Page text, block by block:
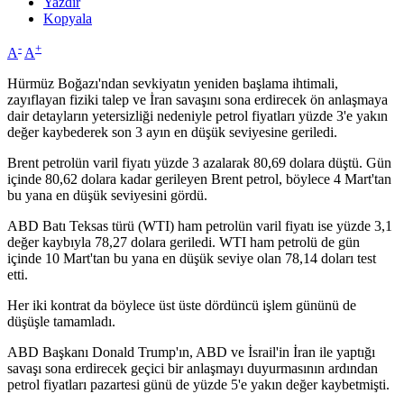
Kopyala
A- A+
Hürmüz Boğazı'ndan sevkiyatın yeniden başlama ihtimali,
zayıflayan fiziki talep ve İran savaşını sona erdirecek ön anlaşmaya
dair detayların yetersizliği nedeniyle petrol fiyatları yüzde 3'e yakın
değer kaybederek son 3 ayın en düşük seviyesine geriledi.
Brent petrolün varil fiyatı yüzde 3 azalarak 80,69 dolara düştü. Gün
içinde 80,62 dolara kadar gerileyen Brent petrol, böylece 4 Mart'tan
bu yana en düşük seviyesini gördü.
ABD Batı Teksas türü (WTI) ham petrolün varil fiyatı ise yüzde 3,1
değer kaybıyla 78,27 dolara geriledi. WTI ham petrolü de gün
içinde 10 Mart'tan bu yana en düşük seviye olan 78,14 doları test
etti.
Her iki kontrat da böylece üst üste dördüncü işlem gününü de
düşüşle tamamladı.
ABD Başkanı Donald Trump'ın, ABD ve İsrail'in İran ile yaptığı
savaşı sona erdirecek geçici bir anlaşmayı duyurmasının ardından
petrol fiyatları pazartesi günü de yüzde 5'e yakın değer kaybetmişti.